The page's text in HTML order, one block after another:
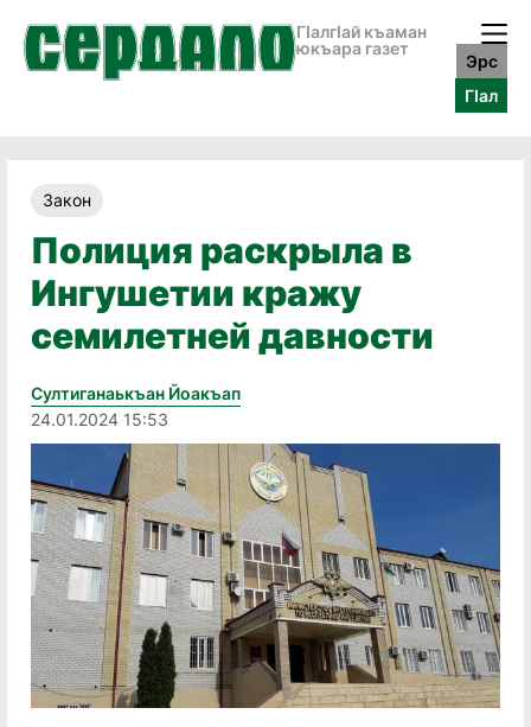
ГӀалгӀай къаман
юкъара газет
Эрс
ГӀал
Закон
Полиция раскрыла в
Ингушетии кражу
семилетней давности
Султиганаькъан Йоакъап
24.01.2024 15:53